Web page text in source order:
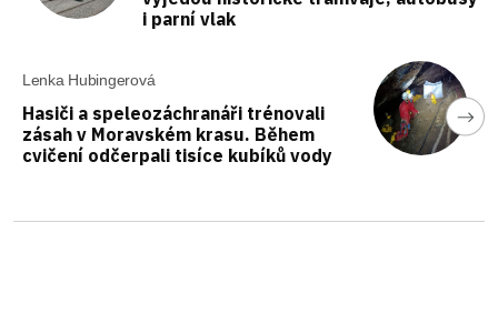
i parní vlak
Lenka Hubingerová
Hasiči a speleozáchranáři trénovali
zásah v Moravském krasu. Během
cvičení odčerpali tisíce kubíků vody